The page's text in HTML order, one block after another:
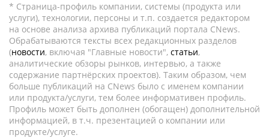
* Страница-профиль компании, системы (продукта или
услуги), технологии, персоны и т.п. создается редактором
на основе анализа архива публикаций портала CNews.
Обрабатываются тексты всех редакционных разделов
(новости, включая "Главные новости", статьи,
аналитические обзоры рынков, интервью, а также
содержание партнёрских проектов). Таким образом, чем
больше публикаций на CNews было с именем компании
или продукта/услуги, тем более информативен профиль.
Профиль может быть дополнен (обогащен) дополнительной
информацией, в т.ч. презентацией о компании или
продукте/услуге.